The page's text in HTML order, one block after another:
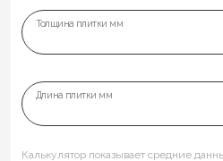
Толщина плитки мм
Длина плитки мм
Калькулятор показывает средние